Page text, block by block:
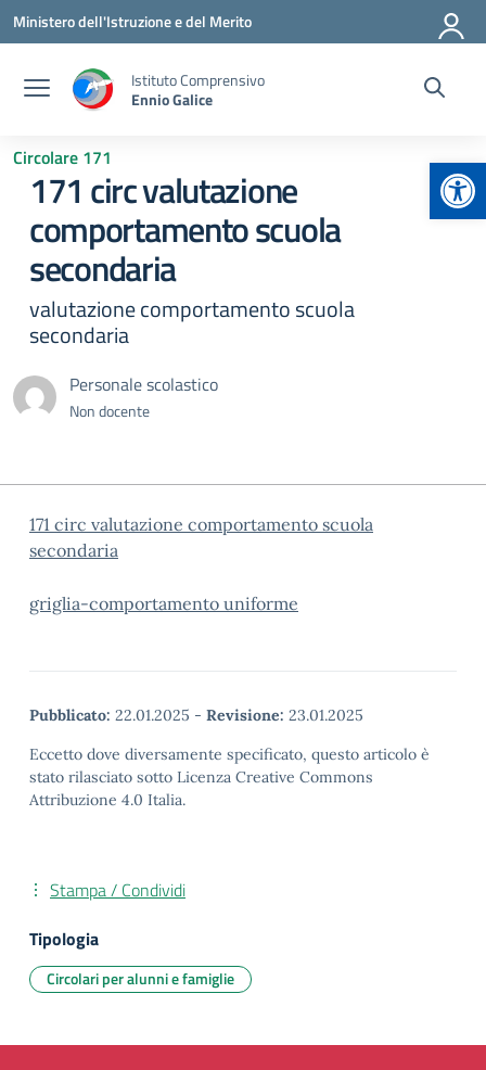
Vai ai contenuti
Vai al menu di navigazione
Vai al footer
Ministero dell'Istruzione e del Merito
Istituto Comprensivo
Ennio Galice
Circolare 171
171 circ valutazione
comportamento scuola
secondaria
valutazione comportamento scuola
secondaria
Personale scolastico
Non docente
171 circ valutazione comportamento scuola
secondaria
griglia-comportamento uniforme
Pubblicato: 22.01.2025 - Revisione: 23.01.2025
Eccetto dove diversamente specificato, questo articolo è
stato rilasciato sotto Licenza Creative Commons
Attribuzione 4.0 Italia.
Stampa / Condividi
Tipologia
Circolari per alunni e famiglie